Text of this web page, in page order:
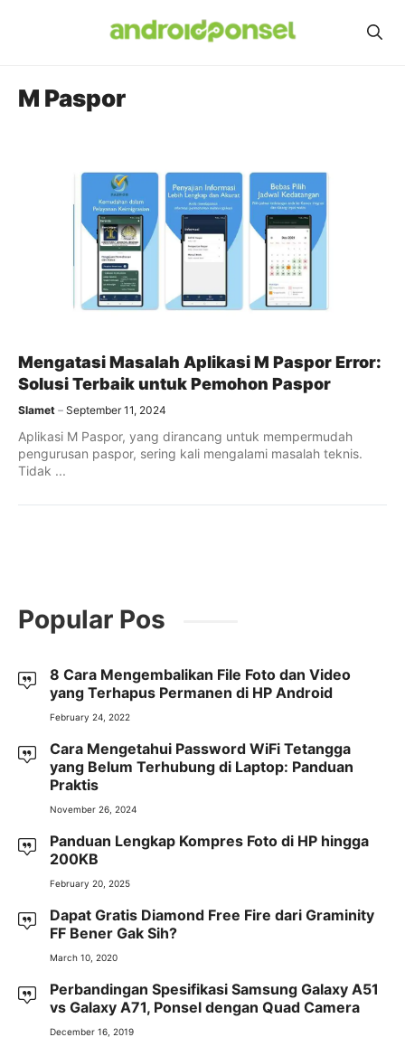
M Paspor
Mengatasi Masalah Aplikasi M Paspor Error:
Solusi Terbaik untuk Pemohon Paspor
Slamet September 11, 2024
Aplikasi M Paspor, yang dirancang untuk mempermudah
pengurusan paspor, sering kali mengalami masalah teknis.
Tidak ...
Popular Pos
8 Cara Mengembalikan File Foto dan Video
yang Terhapus Permanen di HP Android
February 24, 2022
Cara Mengetahui Password WiFi Tetangga
yang Belum Terhubung di Laptop: Panduan
Praktis
November 26, 2024
Panduan Lengkap Kompres Foto di HP hingga
200KB
February 20, 2025
Dapat Gratis Diamond Free Fire dari Graminity
FF Bener Gak Sih?
March 10, 2020
Perbandingan Spesifikasi Samsung Galaxy A51
vs Galaxy A71, Ponsel dengan Quad Camera
December 16, 2019